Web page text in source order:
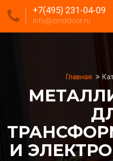
+7(495) 231-04-09
info@zmddoor.ru
Главная
И